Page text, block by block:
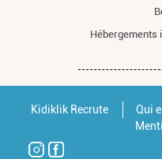
Hébergements
Kidiklik Recrute Qui